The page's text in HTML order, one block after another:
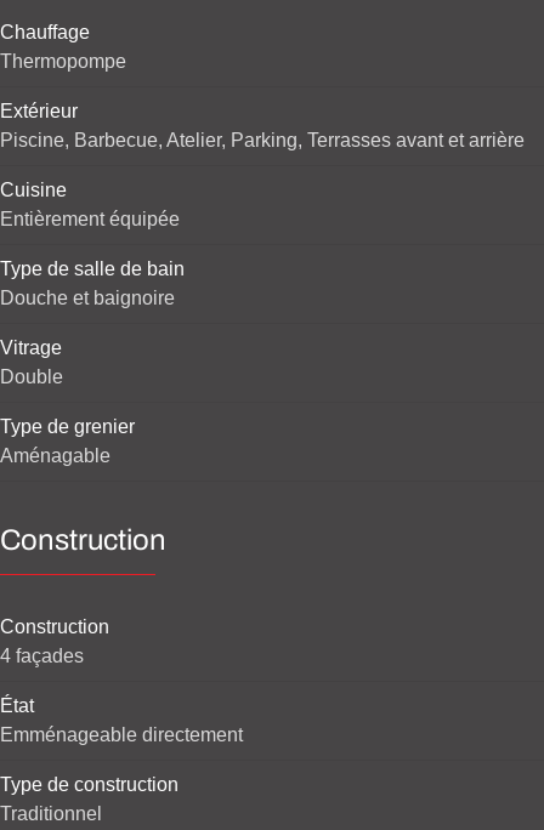
Chauffage
Thermopompe
Extérieur
Piscine, Barbecue, Atelier, Parking, Terrasses avant et arrière
Cuisine
Entièrement équipée
Type de salle de bain
Douche et baignoire
Vitrage
Double
Type de grenier
Aménagable
Construction
Construction
4 façades
État
Emménageable directement
Type de construction
Traditionnel